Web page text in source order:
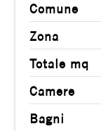
Comune
Zona
Totale mq
Camere
Bagni